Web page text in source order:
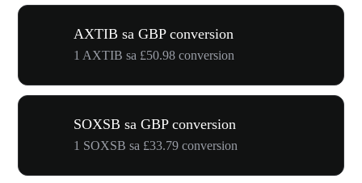
AXTIB sa GBP conversion
1 AXTIB sa £50.98 conversion
SOXSB sa GBP conversion
1 SOXSB sa £33.79 conversion